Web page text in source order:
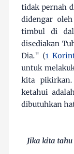
tidak pernah
didengar
timbul di
disediakan
Dia." (1
untuk
kita
ketahui
dibutuhkan
Jika kita